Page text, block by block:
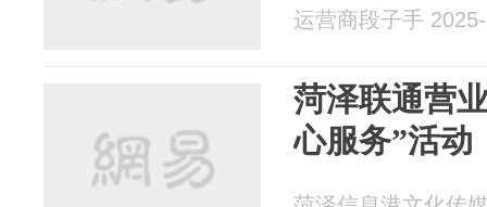
运营商段子手
菏泽联通营
心服务”活动